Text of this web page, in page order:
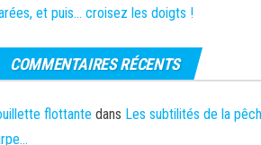
et puis… croisez les doigts !
COMMENTAIRES RÉCENTS
flottante dans Les subtilités de la